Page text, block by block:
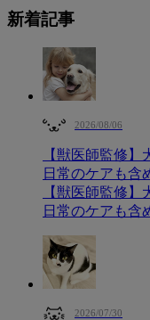
新着記事
2026/08/06
【獣医師監修】
日常のケアも含
【獣医師監修】
日常のケアも含
2026/07/30